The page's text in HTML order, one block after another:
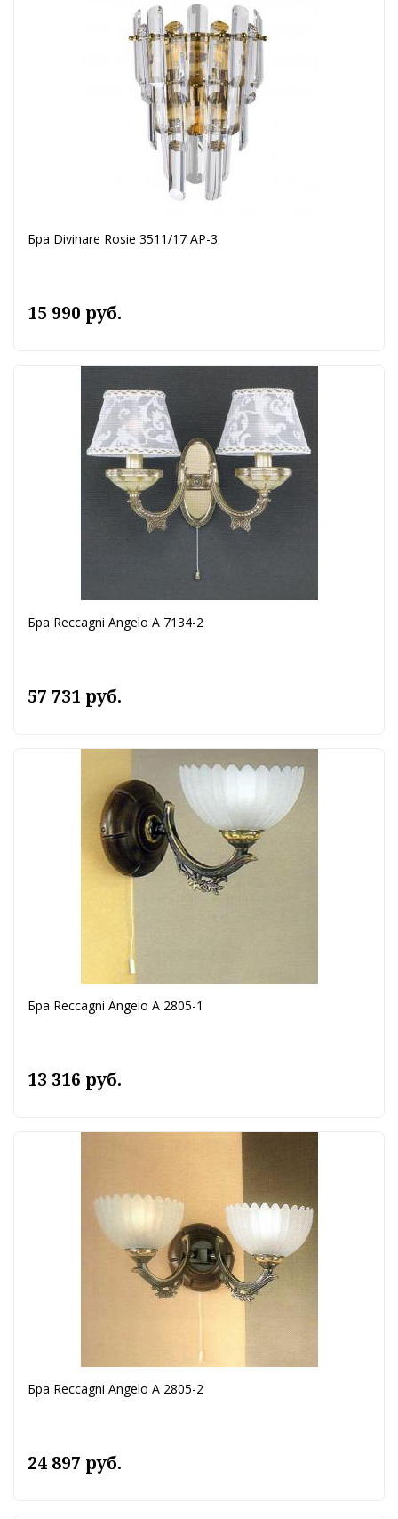
Бра Divinare Rosie 3511/17 AP-3
15 990 руб.
Бра Reccagni Angelo A 7134-2
57 731 руб.
Бра Reccagni Angelo A 2805-1
13 316 руб.
Бра Reccagni Angelo A 2805-2
24 897 руб.